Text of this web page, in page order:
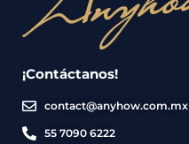
¡Contáctanos!
contact@anyhow.com.mx
55 7090 6222
Nosotros
Servicios
Envíos
Catálogo
Regalos
Contacto